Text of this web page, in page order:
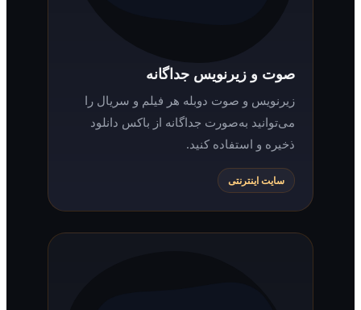
صوت و زیرنویس جداگانه
زیرنویس و صوت دوبله هر فیلم و سریال را
می‌توانید به‌صورت جداگانه از باکس دانلود
ذخیره و استفاده کنید.
سایت اینترنتی